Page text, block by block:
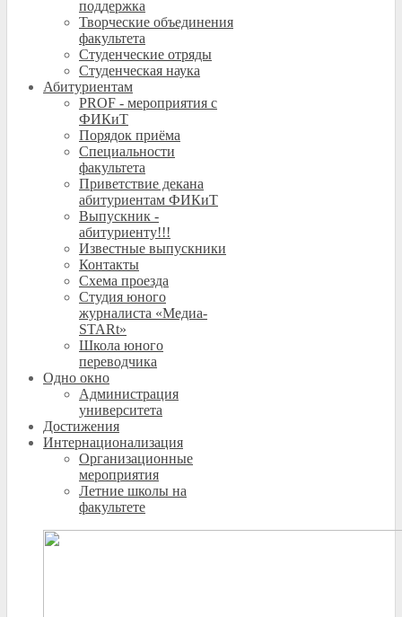
поддержка
Творческие объединения
факультета
Студенческие отряды
Студенческая наука
Абитуриентам
PROF - мероприятия с
ФИКиТ
Порядок приёма
Специальности
факультета
Приветствие декана
абитуриентам ФИКиТ
Выпускник -
абитуриенту!!!
Известные выпускники
Контакты
Схема проезда
Студия юного
журналиста «Медиа-
STARt»
Школа юного
переводчика
Одно окно
Администрация
университета
Достижения
Интернационализация
Организационные
мероприятия
Летние школы на
факультете